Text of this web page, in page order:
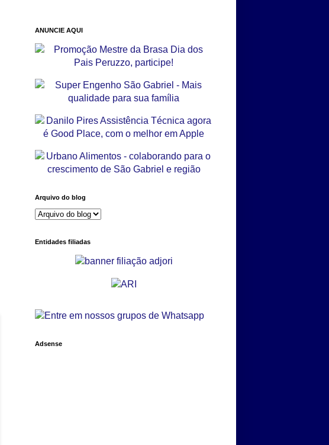
ANUNCIE AQUI
Arquivo do blog
Entidades filiadas
Adsense